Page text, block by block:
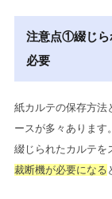
注意点①綴じら
必要
紙カルテの保存方法
ースが多々あります。
綴じられたカルテを
裁断機が必要になる